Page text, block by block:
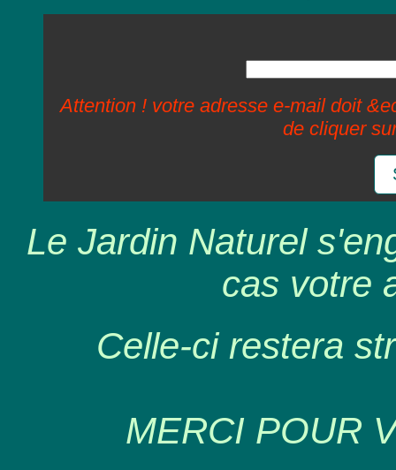
Attention ! votre adresse e-mail doit
de cliquer
Le Jardin Naturel
cas votre
Celle-ci restera
MERCI POUR